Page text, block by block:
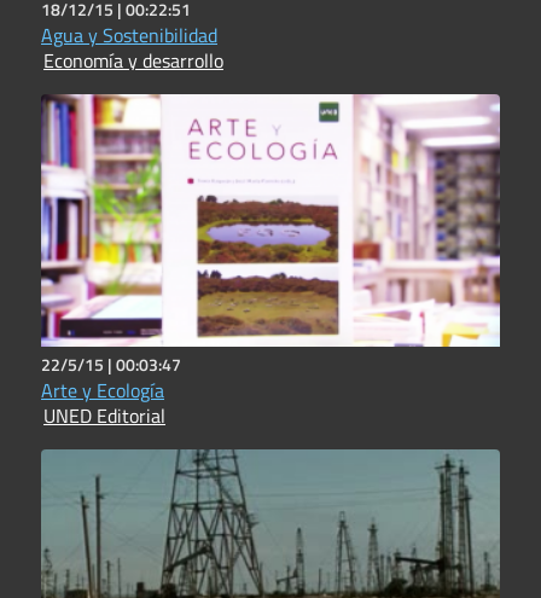
18/12/15 |00:22:51
Agua y Sostenibilidad
Economía y desarrollo
22/5/15 |00:03:47
Arte y Ecología
UNED Editorial